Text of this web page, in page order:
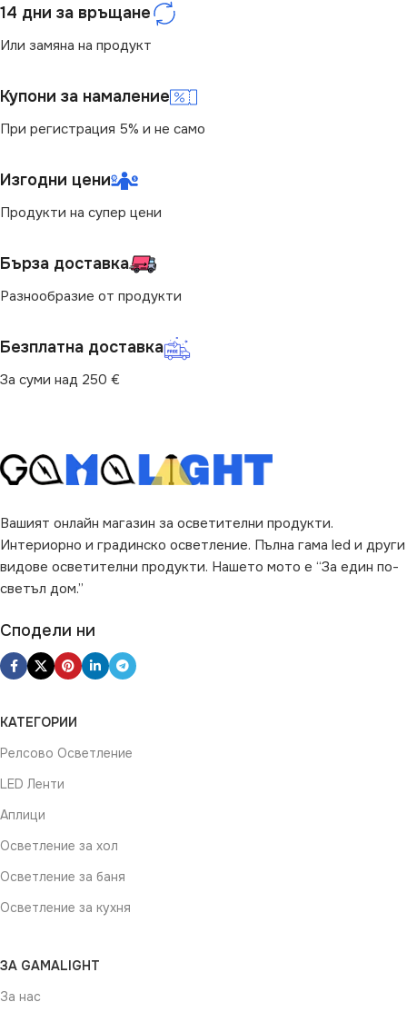
За Интернет RJ45
14 дни за връщане
Или замяна на продукт
Купони за намаление
При регистрация 5% и не само
Изгодни цени
Продукти на супер цени
Бърза доставка
Разнообразие от продукти
Безплатна доставка
За суми над 250 €
Вашият онлайн магазин за осветителни продукти.
Интериорно и градинско осветление. Пълна гама led и други
видове осветителни продукти. Нашето мото е “За един по-
светъл дом.”
Сподели ни
КАТЕГОРИИ
Релсово Осветление
LED Ленти
Аплици
Осветление за хол
Осветление за баня
Осветление за кухня
ЗА GAMALIGHT
За нас